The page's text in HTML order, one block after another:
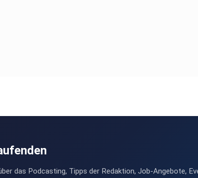
das Podcasting, Tipps der Redaktion, Job-Angebote,